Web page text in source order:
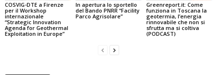
COSVIG-DTE a Firenze
per il Workshop
internazionale
“Strategic Innovation
Agenda for Geothermal
Exploitation in Europe”
In apertura lo sportello
del Bando PNRR “Facility
Parco Agrisolare”
Greenreport.it: Come
funziona in Toscana la
geotermia, l’energia
rinnovabile che non si
sfrutta ma si coltiva
(PODCAST)